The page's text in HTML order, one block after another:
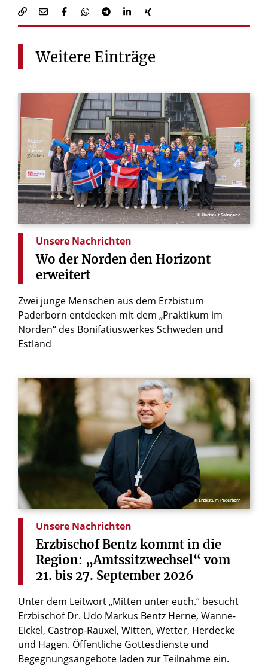
Weitere Einträge
© Hartmut Salzmann
Unsere Nachrichten
Wo der Norden den Horizont
erweitert
Zwei junge Menschen aus dem Erzbistum
Paderborn entdecken mit dem „Praktikum im
Norden“ des Bonifatiuswerkes Schweden und
Estland
© Erzbistum Paderborn
Unsere Nachrichten
Erzbischof Bentz kommt in die
Region: „Amtssitzwechsel“ vom
21. bis 27. September 2026
Unter dem Leitwort „Mitten unter euch.“ besucht
Erzbischof Dr. Udo Markus Bentz Herne, Wanne-
Eickel, Castrop-Rauxel, Witten, Wetter, Herdecke
und Hagen. Öffentliche Gottesdienste und
Begegnungsangebote laden zur Teilnahme ein.